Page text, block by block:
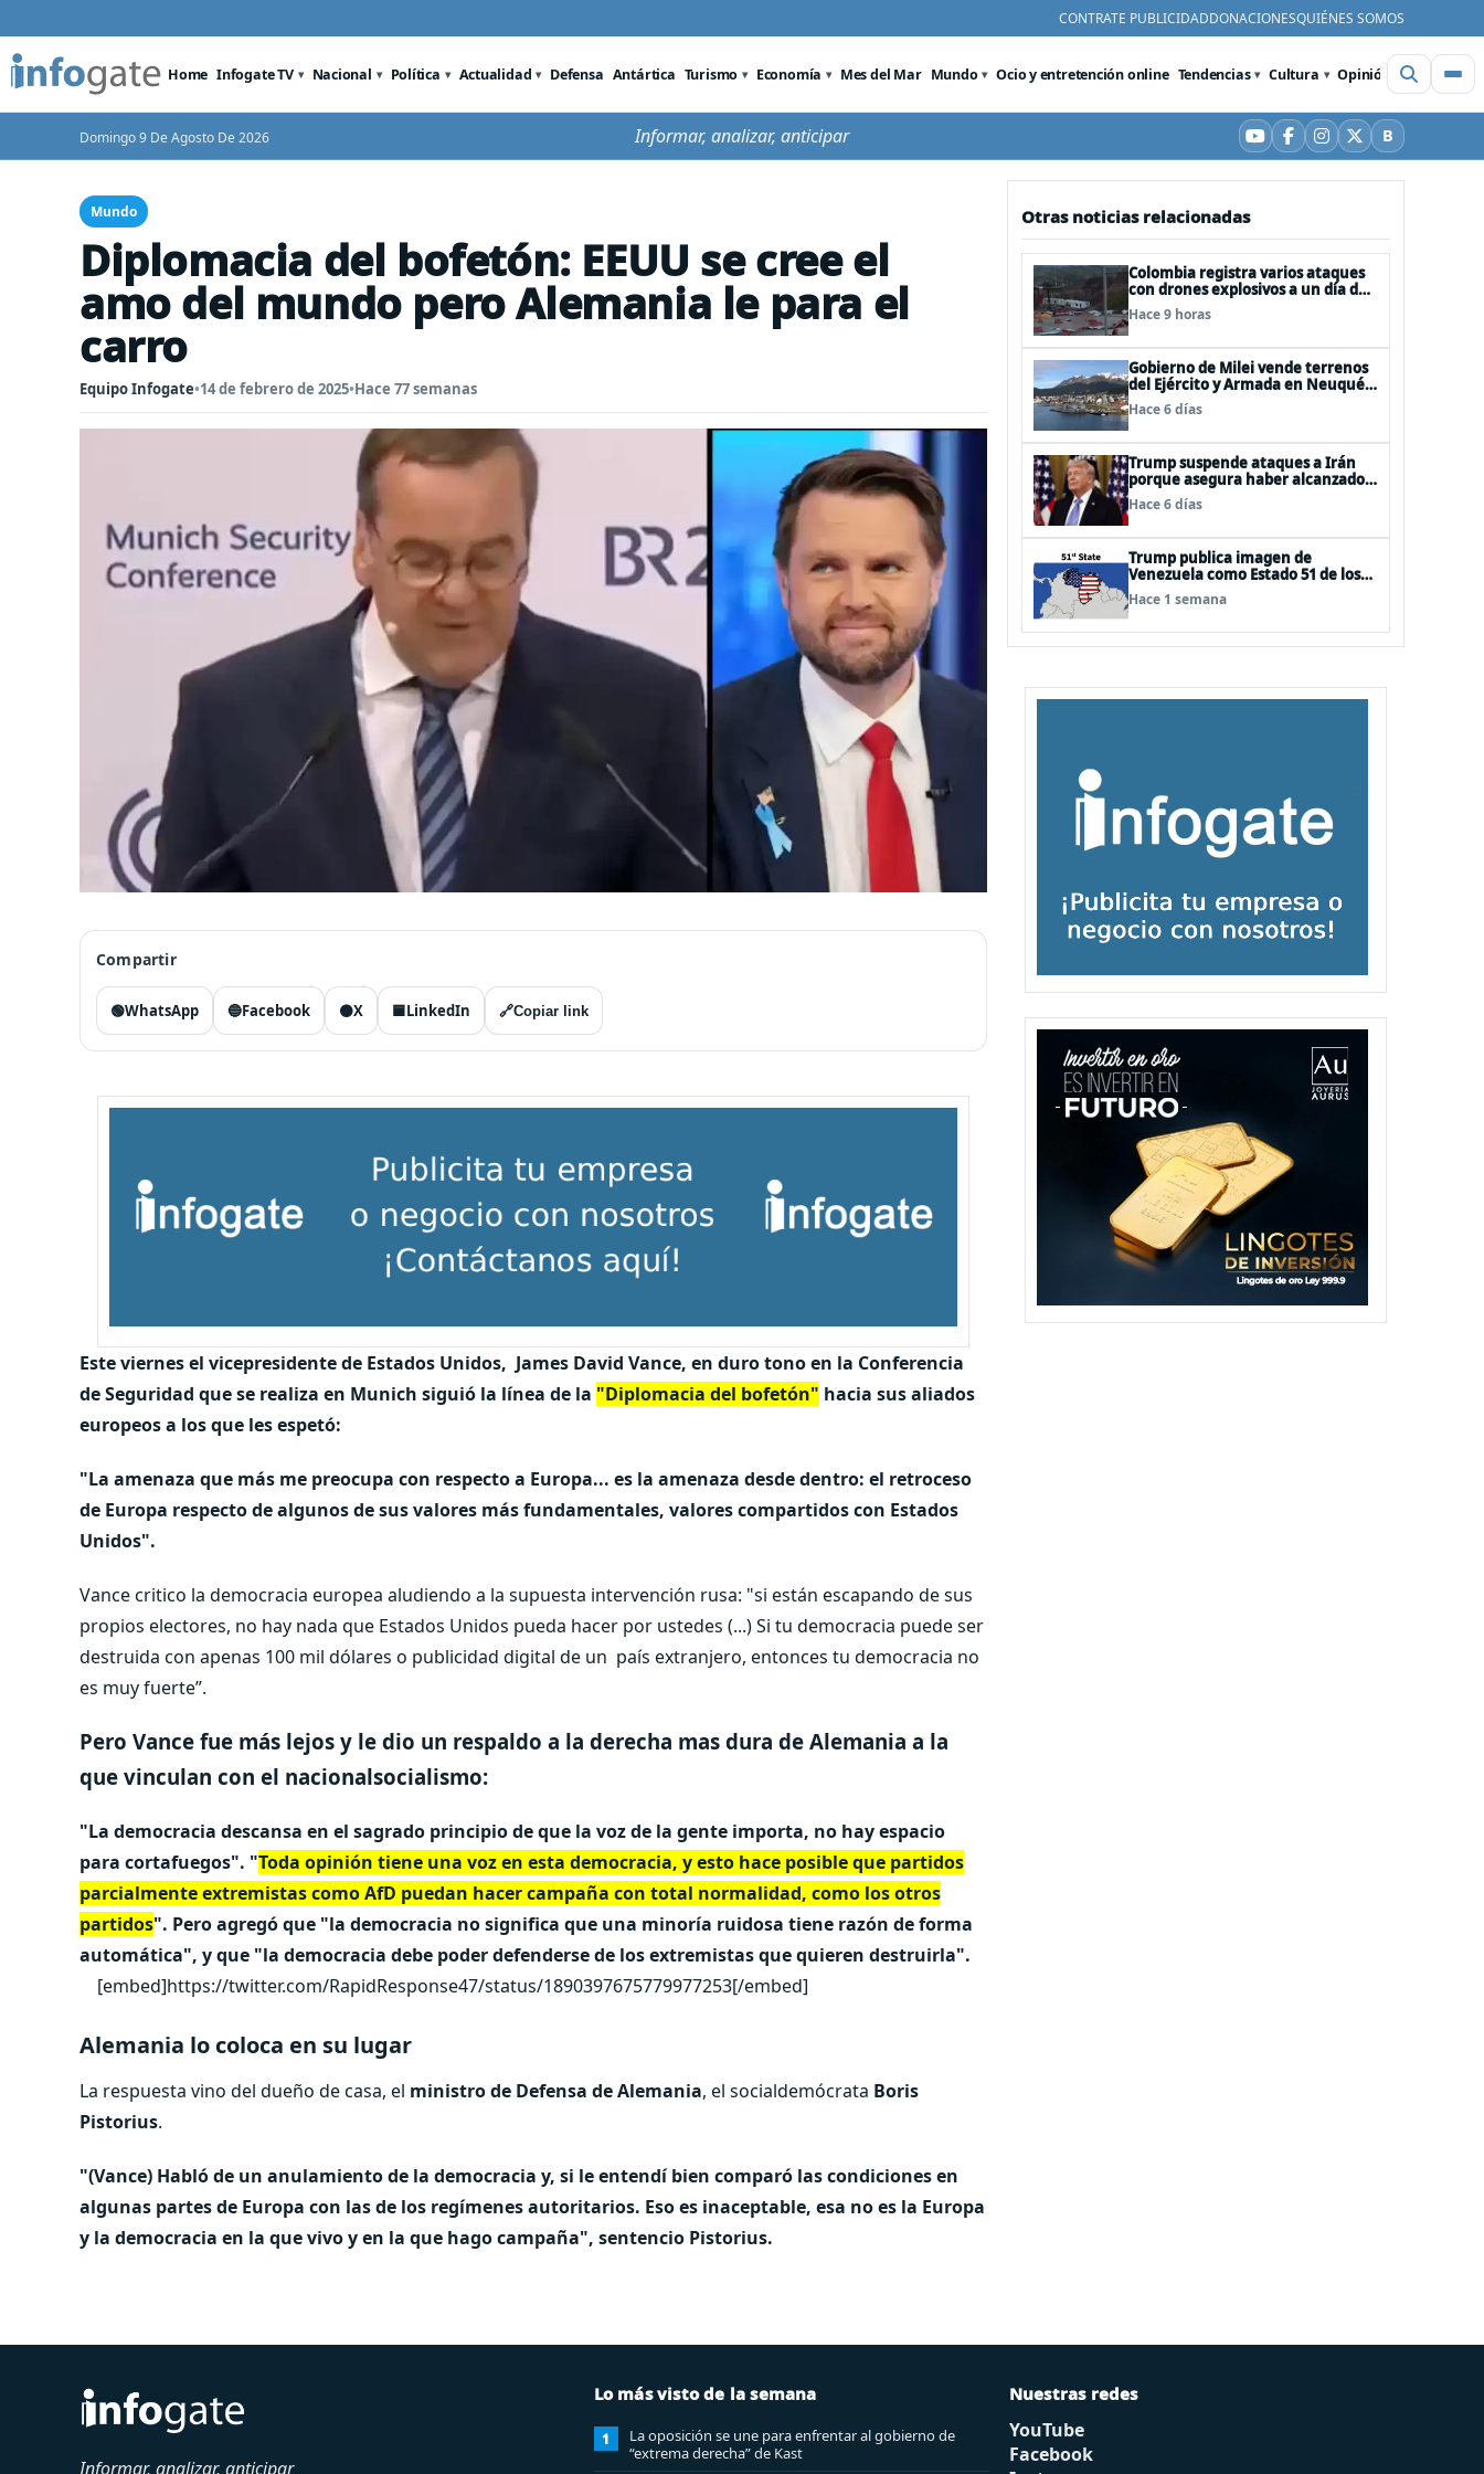
CONTRATE PUBLICIDADDONACIONESQUIÉNES SOMOS
Home Infogate TV Nacional Política Actualidad Defensa Antártica Turismo Economía Mes del Mar Mundo Ocio y entretención online Tendencias Cultura Opinión Videos
Domingo 9 De Agosto De 2026 Informar, analizar, anticipar YouTube
Facebook
Instagram
X BBluesky
Mundo
Diplomacia del bofetón: EEUU se cree el
amo del mundo pero Alemania le para el
carro
Equipo Infogate•14 de febrero de 2025•Hace 77 semanas
Compartir
🟢WhatsApp 🔵Facebook ⚫X 🟦LinkedIn 🔗Copiar link
Este viernes el vicepresidente de Estados Unidos, James David Vance, en duro tono en la Conferencia
de Seguridad que se realiza en Munich siguió la línea de la "Diplomacia del bofetón" hacia sus aliados
europeos a los que les espetó:
"La amenaza que más me preocupa con respecto a Europa... es la amenaza desde dentro: el retroceso
de Europa respecto de algunos de sus valores más fundamentales, valores compartidos con Estados
Unidos".
Vance critico la democracia europea aludiendo a la supuesta intervención rusa: "si están escapando de sus
propios electores, no hay nada que Estados Unidos pueda hacer por ustedes (...) Si tu democracia puede ser
destruida con apenas 100 mil dólares o publicidad digital de un país extranjero, entonces tu democracia no
es muy fuerte”.
Pero Vance fue más lejos y le dio un respaldo a la derecha mas dura de Alemania a la
que vinculan con el nacionalsocialismo:
"La democracia descansa en el sagrado principio de que la voz de la gente importa, no hay espacio
para cortafuegos". "Toda opinión tiene una voz en esta democracia, y esto hace posible que partidos
parcialmente extremistas como AfD puedan hacer campaña con total normalidad, como los otros
partidos". Pero agregó que "la democracia no significa que una minoría ruidosa tiene razón de forma
automática", y que "la democracia debe poder defenderse de los extremistas que quieren destruirla".
[embed]https://twitter.com/RapidResponse47/status/1890397675779977253[/embed]
Alemania lo coloca en su lugar
La respuesta vino del dueño de casa, el ministro de Defensa de Alemania, el socialdemócrata Boris
Pistorius.
"(Vance) Habló de un anulamiento de la democracia y, si le entendí bien comparó las condiciones en
algunas partes de Europa con las de los regímenes autoritarios. Eso es inaceptable, esa no es la Europa
y la democracia en la que vivo y en la que hago campaña", sentencio Pistorius.
Otras noticias relacionadas
Colombia registra varios ataques
con drones explosivos a un día de
la investidura de De la Espriella:
un policía muerto
Hace 9 horas
Gobierno de Milei vende terrenos
del Ejército y Armada en Neuquén
y Ushuaia
Hace 6 días
Trump suspende ataques a Irán
porque asegura haber alcanzado
«las bases de un acuerdo»
Hace 6 días
Trump publica imagen de
Venezuela como Estado 51 de los
EEUU
Hace 1 semana
Informar, analizar, anticipar
Lo más visto de la semana
1
La oposición se une para enfrentar al gobierno de
“extrema derecha” de Kast
Nuestras redes
YouTube
Facebook